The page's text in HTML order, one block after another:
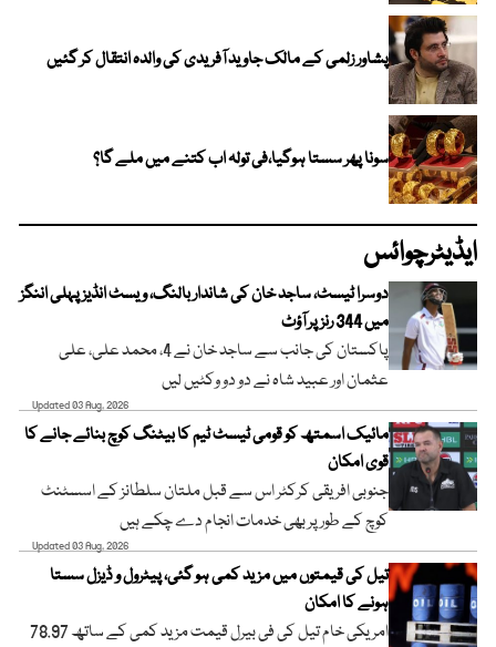
پشاور زلمی کے مالک جاوید آفریدی کی والدہ انتقال کر گئیں
سونا پھر سستا ہوگیا،فی تولہ اب کتنے میں ملے گا؟
ایڈیٹرچوائس
دوسرا ٹیسٹ، ساجد خان کی شاندار بالنگ، ویسٹ انڈیز پہلی اننگز
میں 344 رنز پر آؤٹ
پاکستان کی جانب سے ساجد خان نے 4، محمد علی، علی
عثمان اور عبید شاہ نے دو دو وکٹیں لیں
Updated 03 Aug, 2026
مائیک اسمتھ کو قومی ٹیسٹ ٹیم کا بیٹنگ کوچ بنائے جانے کا
قوی امکان
جنوبی افریقی کرکٹر اس سے قبل ملتان سلطانز کے اسسٹنٹ
کوچ کے طور پر بھی خدمات انجام دے چکے ہیں
Updated 03 Aug, 2026
تیل کی قیمتوں میں مزید کمی ہو گئی، پیٹرول و ڈیزل سستا
ہونے کا امکان
امریکی خام تیل کی فی بیرل قیمت مزید کمی کے ساتھ 78.97